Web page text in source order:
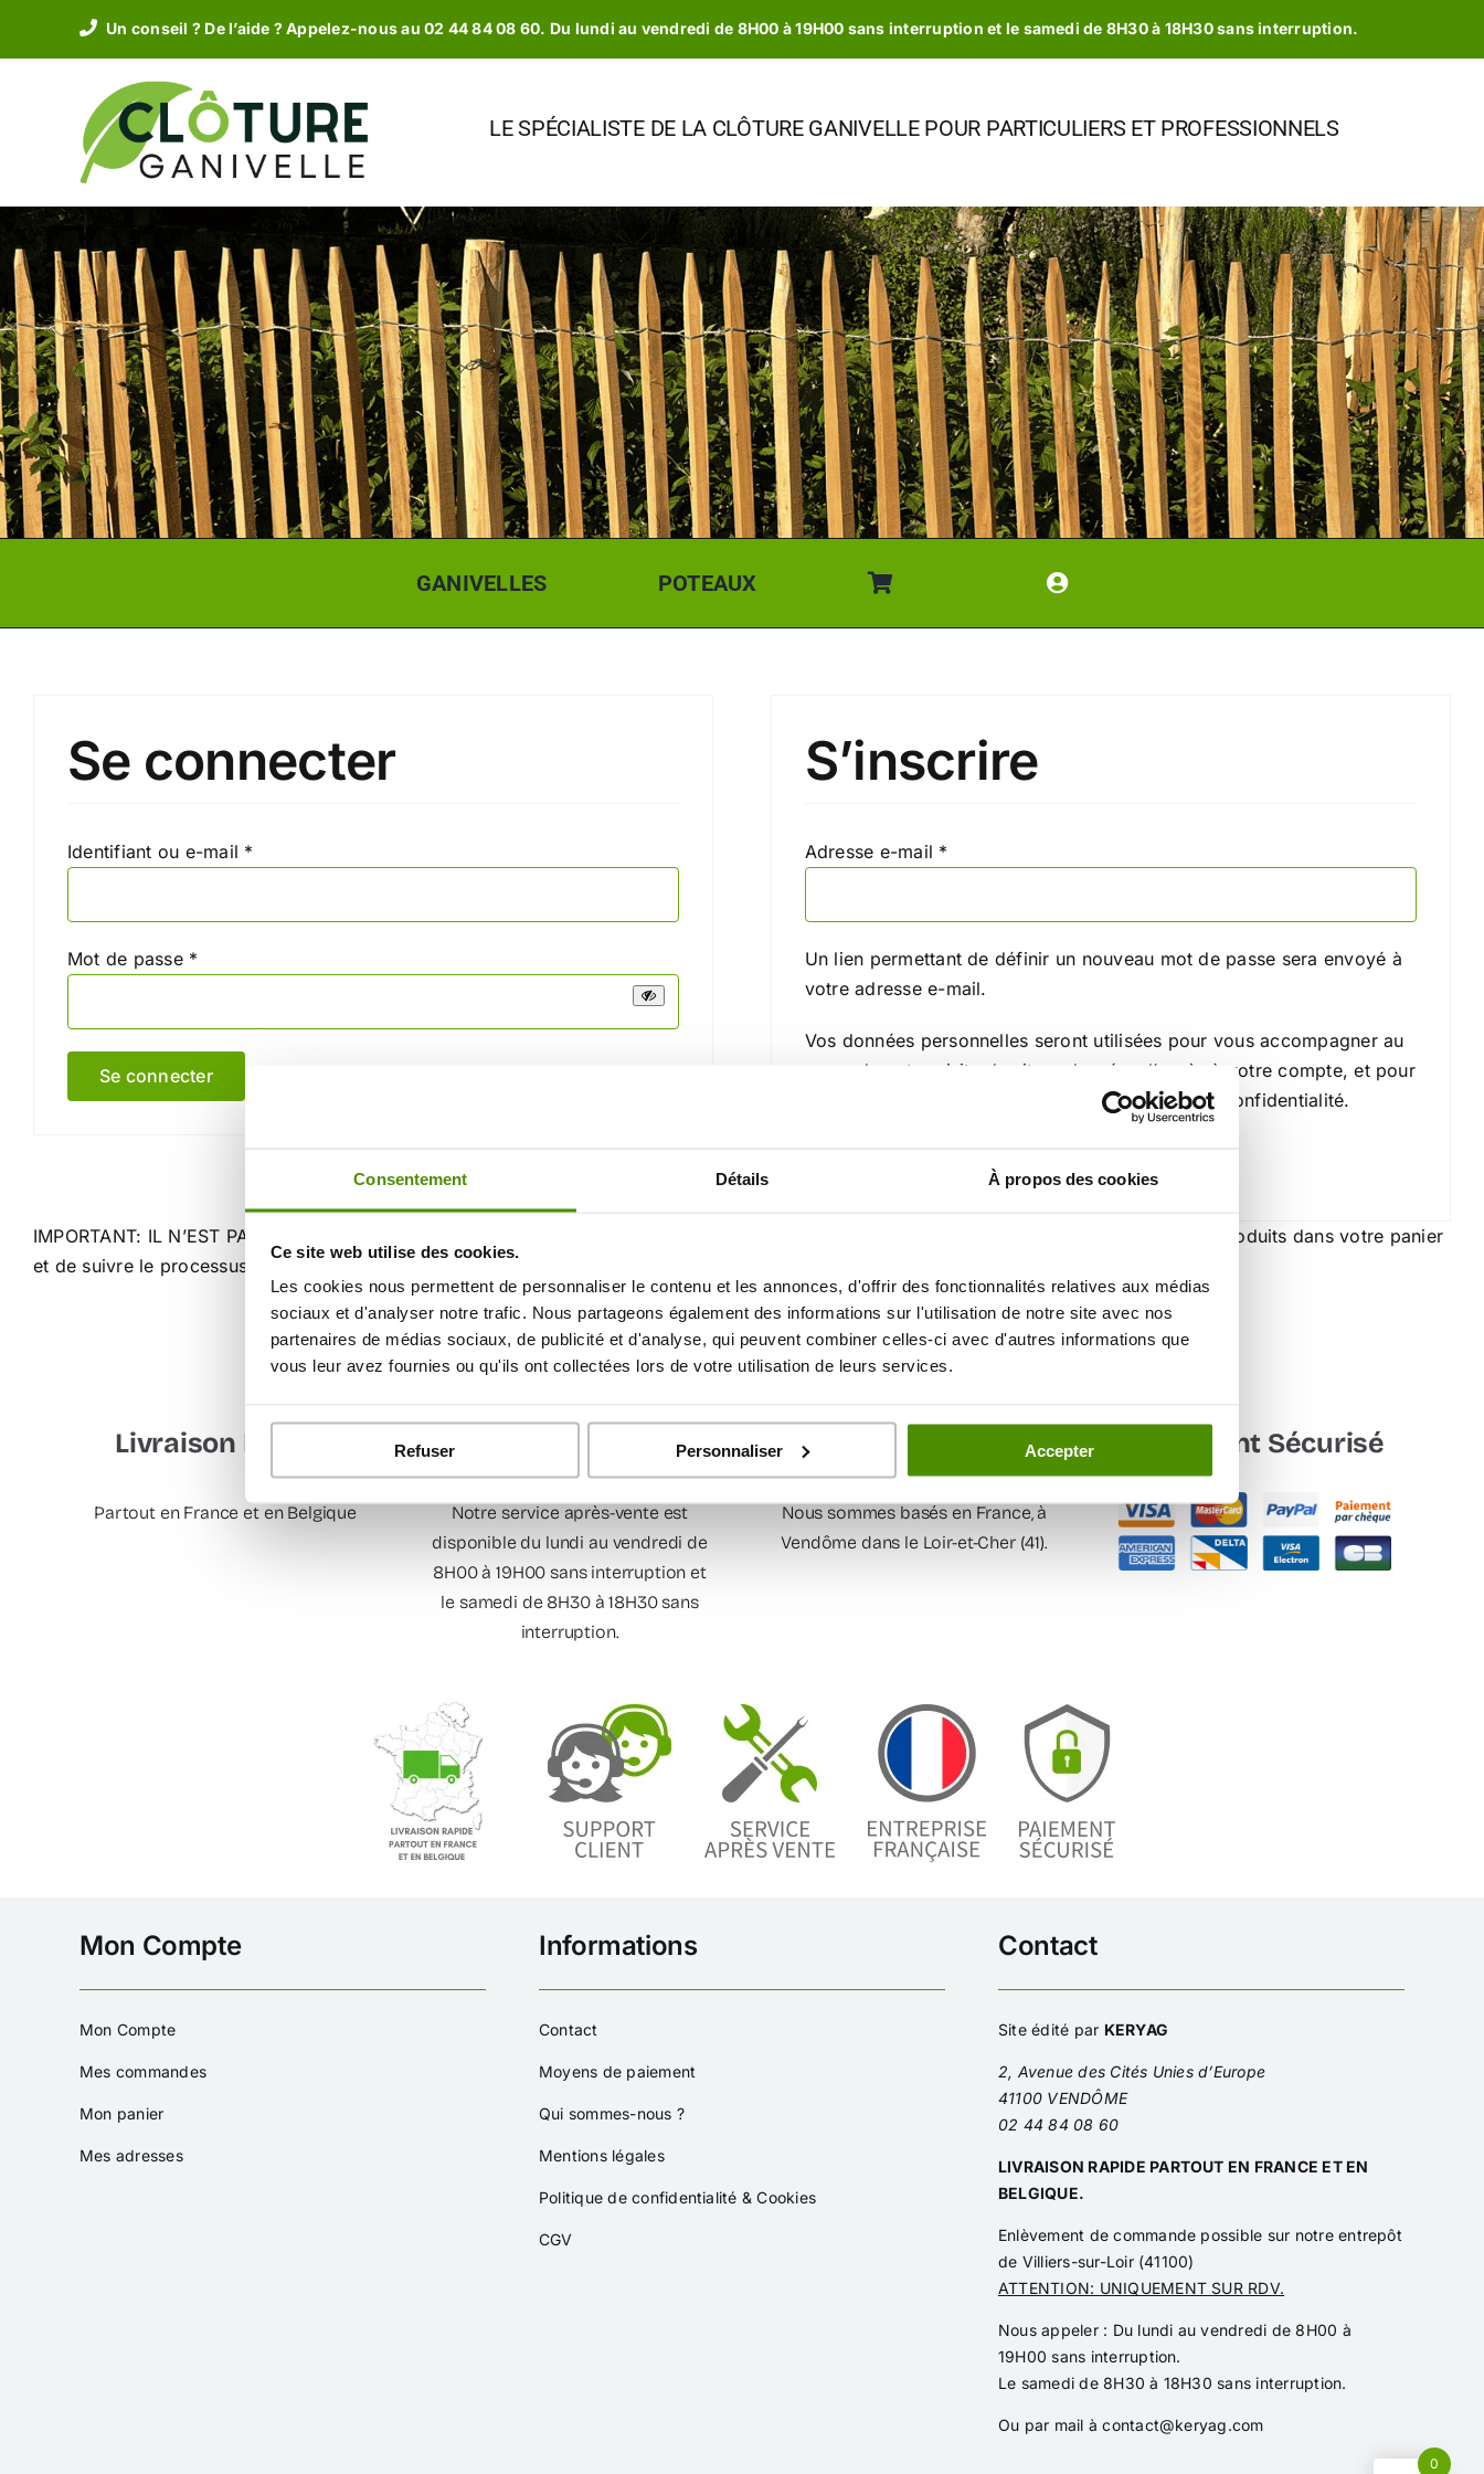
Consentement Détails À propos des cookies
Ce site web utilise des cookies.
Les cookies nous permettent de personnaliser le contenu et les annonces, d'offrir des fonctionnalités relatives aux médias
sociaux et d'analyser notre trafic. Nous partageons également des informations sur l'utilisation de notre site avec nos
partenaires de médias sociaux, de publicité et d'analyse, qui peuvent combiner celles-ci avec d'autres informations que
vous leur avez fournies ou qu'ils ont collectées lors de votre utilisation de leurs services.
Refuser Personnaliser Accepter
Un conseil ? De l’aide ? Appelez-nous au 02 44 84 08 60. Du lundi au vendredi de 8H00 à 19H00 sans interruption et le samedi de 8H30 à 18H30 sans interruption.
LE SPÉCIALISTE DE LA CLÔTURE GANIVELLE POUR PARTICULIERS ET PROFESSIONNELS
GANIVELLES POTEAUX
Se connecter
Identifiant ou e-mail *
Mot de passe *
Se connecter
S’inscrire
Adresse e-mail *
Un lien permettant de définir un nouveau mot de passe sera envoyé à
votre adresse e-mail.
Vos données personnelles seront utilisées pour vous accompagner au
cours de votre visite du site web, gérer l’accès à votre compte, et pour
d’autres raisons décrites dans notrepolitique de confidentialité.
IMPORTANT: IL N’EST PAS NECESSAIRE DE CREER UN COMPTE POUR PASSER COMMANDE SUR NOTRE SITE. Il vous suffit d’ajouter les produits dans votre panier
et de suivre le processus de commande classique. Cette rubrique “mon compte” ne vous servira que pour suivre votre commande si besoin.
Livraison Rapide
Partout en France et en Belgique
Notre service après-vente est
disponible du lundi au vendredi de
8H00 à 19H00 sans interruption et
le samedi de 8H30 à 18H30 sans
interruption.
Entreprise Française
Nous sommes basés en France, à
Vendôme dans le Loir-et-Cher (41).
Paiement Sécurisé
Mon Compte
Mon Compte
Mes commandes
Mon panier
Mes adresses
Informations
Contact
Moyens de paiement
Qui sommes-nous ?
Mentions légales
Politique de confidentialité & Cookies
CGV
Contact
Site édité par KERYAG
2, Avenue des Cités Unies d’Europe
41100 VENDÔME
02 44 84 08 60
LIVRAISON RAPIDE PARTOUT EN FRANCE ET EN
BELGIQUE.
Enlèvement de commande possible sur notre entrepôt
de Villiers-sur-Loir (41100)
ATTENTION: UNIQUEMENT SUR RDV.
Nous appeler : Du lundi au vendredi de 8H00 à
19H00 sans interruption.
Le samedi de 8H30 à 18H30 sans interruption.
Ou par mail àcontact@keryag.com
0